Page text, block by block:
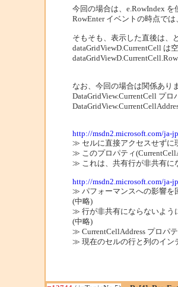
今回の場合は、e.RowIndex
RowEnter イベントの時点で
そもそも、表示した直後は、
dataGridViewD.CurrentCell は
なお、今回の場合は関係あり
DataGridView.CurrentCell プ
http://msdn2.microsoft.com/ja-
≫ セルに直接アクセスせずに
≫ このプロパティ
≫ これは、共有行が非共有に
http://msdn2.microsoft.com/ja-
≫ パフォーマンスへの影響を
(中略)
≫ 行が非共有にならないよう
(中略)
≫ CurrentCellAddress プロパ
≫ 現在のセルの行と列のイン